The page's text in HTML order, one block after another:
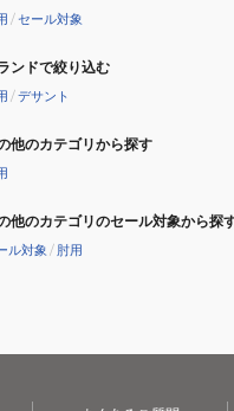
/セール対象
ンドで絞り込む
/デサント
他のカテゴリから探す
他のカテゴリのセール対象から探
ル対象 / 肘用